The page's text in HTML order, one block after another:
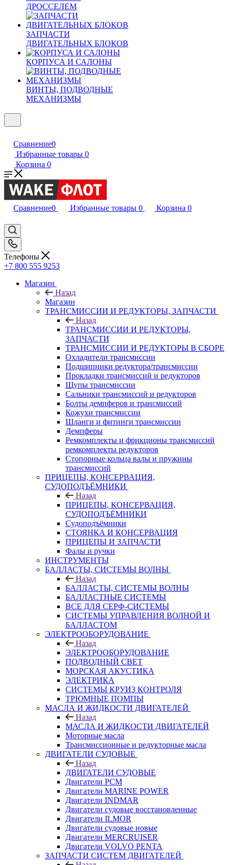
ДРОССЕЛЕМ
ЗАПЧАСТИ
ДВИГАТЕЛЬНЫХ БЛОКОВ
КОРПУСА И САЛОНЫ
ВИНТЫ, ПОДВОДНЫЕ
МЕХАНИЗМЫ
Сравнение0
Избранные товары 0
Корзина 0
Сравнение0 Избранные товары 0 Корзина 0
Телефоны
+7 800 555 9253
Магазин
Назад
Магазин
ТРАНСМИССИИ И РЕДУКТОРЫ, ЗАПЧАСТИ
Назад
ТРАНСМИССИИ И РЕДУКТОРЫ,
ЗАПЧАСТИ
ТРАНСМИССИИ И РЕДУКТОРЫ В СБОРЕ
Охладители трансмиссии
Подшипники редуктора/трансмиссии
Прокладки трансмиссий и редукторов
Щупы трансмиссии
Сальники трансмиссий и редукторов
Болты демпферов и трансмиссий
Кожухи трансмиссии
Шланги и фитинги трансмиссии
Демпферы
Ремкомплекты и фрикционы трансмиссий
ремкомплекты редукторов
Стопорные кольца валы и пружины
трансмиссий
ПРИЦЕПЫ, КОНСЕРВАЦИЯ,
СУДОПОДЪЁМНИКИ
Назад
ПРИЦЕПЫ, КОНСЕРВАЦИЯ,
СУДОПОДЪЁМНИКИ
Судоподъёмники
СТОЯНКА И КОНСЕРВАЦИЯ
ПРИЦЕПЫ И ЗАПЧАСТИ
Фалы и ручки
ИНСТРУМЕНТЫ
БАЛЛАСТЫ, СИСТЕМЫ ВОЛНЫ
Назад
БАЛЛАСТЫ, СИСТЕМЫ ВОЛНЫ
БАЛЛАСТНЫЕ СИСТЕМЫ
ВСЕ ДЛЯ СЕРФ-СИСТЕМЫ
СИСТЕМЫ УПРАВЛЕНИЯ ВОЛНОЙ И
БАЛЛАСТОМ
ЭЛЕКТРООБОРУДОВАНИЕ
Назад
ЭЛЕКТРООБОРУДОВАНИЕ
ПОДВОДНЫЙ СВЕТ
МОРСКАЯ АКУСТИКА
ЭЛЕКТРИКА
СИСТЕМЫ КРУИЗ КОНТРОЛЯ
ТРЮМНЫЕ ПОМПЫ
МАСЛА И ЖИДКОСТИ ДВИГАТЕЛЕЙ
Назад
МАСЛА И ЖИДКОСТИ ДВИГАТЕЛЕЙ
Моторные масла
Трансмиссионные и редукторные масла
ДВИГАТЕЛИ СУДОВЫЕ
Назад
ДВИГАТЕЛИ СУДОВЫЕ
Двигатели PCM
Двигатели MARINE POWER
Двигатели INDMAR
Двигатели судовые восстановленные
Двигатели ILMOR
Двигатели судовые новые
Двигатели MERCRUISER
Двигатели VOLVO PENTA
ЗАПЧАСТИ СИСТЕМ ДВИГАТЕЛЕЙ